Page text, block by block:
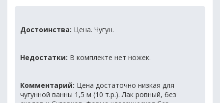
Достоинства: Цена. Чугун.
Недостатки: В комплекте нет ножек.
Комментарий: Цена достаточно низкая для
чугунной ванны 1,5 м (10 т.р.). Лак ровный, без